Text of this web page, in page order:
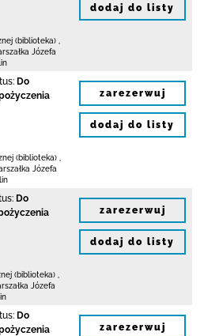
(biblioteka)
Józefa
dodaj do listy
Do
(biblioteka)
Józefa
zarezerwuj
dodaj do listy
Do
(biblioteka)
Józefa
zarezerwuj
dodaj do listy
Do
zarezerwuj